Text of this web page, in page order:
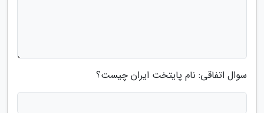
سوال اتفاقی: نام پایتخت ایران چیست؟